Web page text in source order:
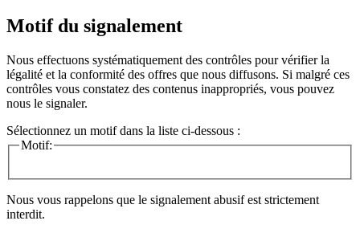
Motif du signalement
Nous effectuons systématiquement des contrôles pour vérifier la
légalité et la conformité des offres que nous diffusons. Si malgré ces
contrôles vous constatez des contenus inappropriés, vous pouvez
nous le signaler.
Sélectionnez un motif dans la liste ci-dessous :
Motif:
Nous vous rappelons que le signalement abusif est strictement
interdit.